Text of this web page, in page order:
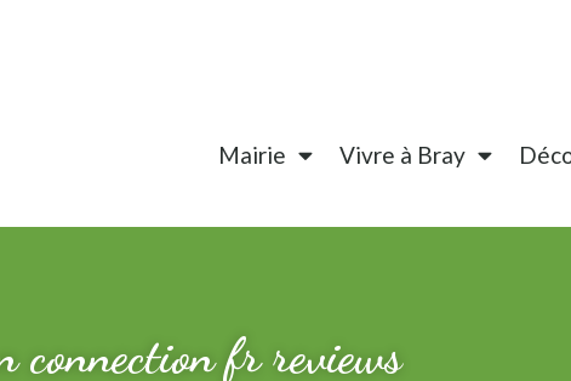
Mairie Vivre à Bray
connection fr reviews